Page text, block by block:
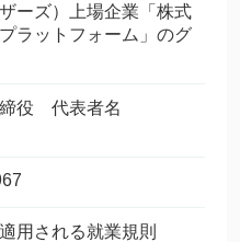
ーズ）上場企業「株式
ラットフォーム」のグ
役 代表者名
適用される就業規則